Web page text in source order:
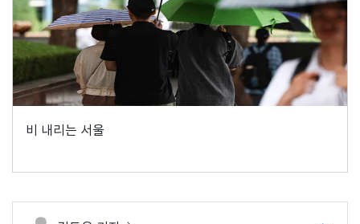
비 내리는 서울